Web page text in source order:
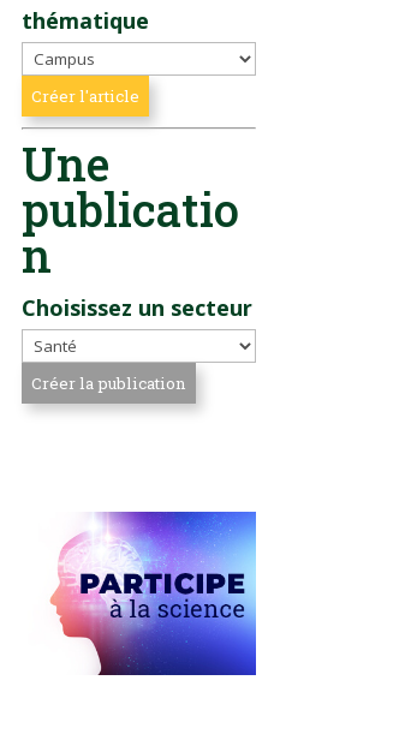
thématique
Une
publicatio
n
Choisissez un secteur